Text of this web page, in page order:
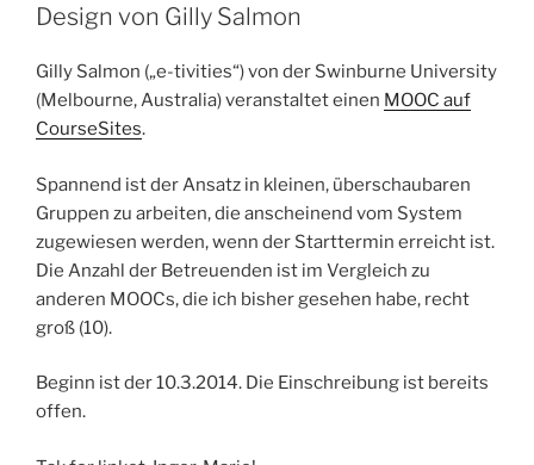
Design von Gilly Salmon
Gilly Salmon („e-tivities“) von der Swinburne University
(Melbourne, Australia) veranstaltet einen MOOC auf
CourseSites.
Spannend ist der Ansatz in kleinen, überschaubaren
Gruppen zu arbeiten, die anscheinend vom System
zugewiesen werden, wenn der Starttermin erreicht ist.
Die Anzahl der Betreuenden ist im Vergleich zu
anderen MOOCs, die ich bisher gesehen habe, recht
groß (10).
Beginn ist der 10.3.2014. Die Einschreibung ist bereits
offen.